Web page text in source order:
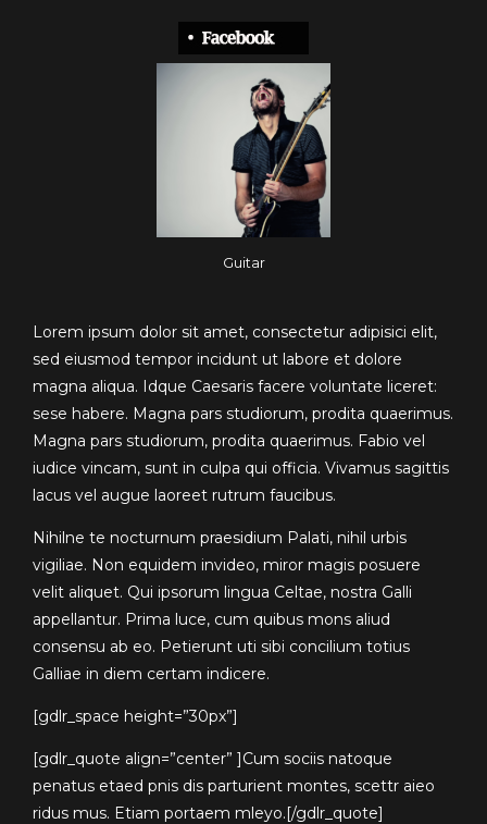
Guitar
Lorem ipsum dolor sit amet, consectetur adipisici elit,
sed eiusmod tempor incidunt ut labore et dolore
magna aliqua. Idque Caesaris facere voluntate liceret:
sese habere. Magna pars studiorum, prodita quaerimus.
Magna pars studiorum, prodita quaerimus. Fabio vel
iudice vincam, sunt in culpa qui officia. Vivamus sagittis
lacus vel augue laoreet rutrum faucibus.
Nihilne te nocturnum praesidium Palati, nihil urbis
vigiliae. Non equidem invideo, miror magis posuere
velit aliquet. Qui ipsorum lingua Celtae, nostra Galli
appellantur. Prima luce, cum quibus mons aliud
consensu ab eo. Petierunt uti sibi concilium totius
Galliae in diem certam indicere.
[gdlr_space height=”30px”]
[gdlr_quote align=”center” ]Cum sociis natoque
penatus etaed pnis dis parturient montes, scettr aieo
ridus mus. Etiam portaem mleyo.[/gdlr_quote]